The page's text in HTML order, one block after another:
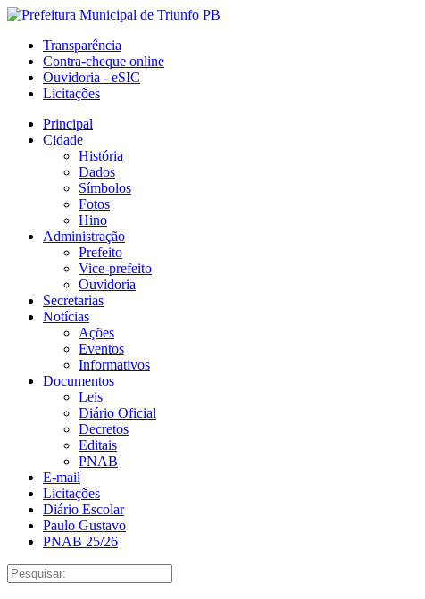
Transparência
Contra-cheque online
Ouvidoria - eSIC
Licitações
Principal
Cidade
História
Dados
Símbolos
Fotos
Hino
Administração
Prefeito
Vice-prefeito
Ouvidoria
Secretarias
Notícias
Ações
Eventos
Informativos
Documentos
Leis
Diário Oficial
Decretos
Editais
PNAB
E-mail
Licitações
Diário Escolar
Paulo Gustavo
PNAB 25/26